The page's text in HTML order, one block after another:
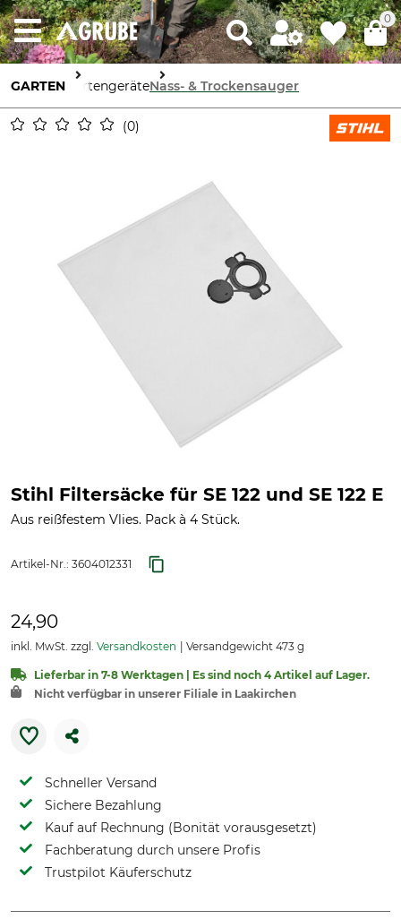
0
GARTEN GartengeräteNass- & Trockensauger
0
Stihl Filtersäcke für SE 122 und SE 122 E
Aus reißfestem Vlies. Pack à 4 Stück.
Artikel-Nr.: 3604012331
24,90
inkl. MwSt. zzgl. Versandkosten Versandgewicht 473 g
Lieferbar in 7-8 Werktagen | Es sind noch 4 Artikel auf Lager.
Nicht verfügbar in unserer Filiale in Laakirchen
Schneller Versand
Sichere Bezahlung
Kauf auf Rechnung (Bonität vorausgesetzt)
Fachberatung durch unsere Profis
Trustpilot Käuferschutz